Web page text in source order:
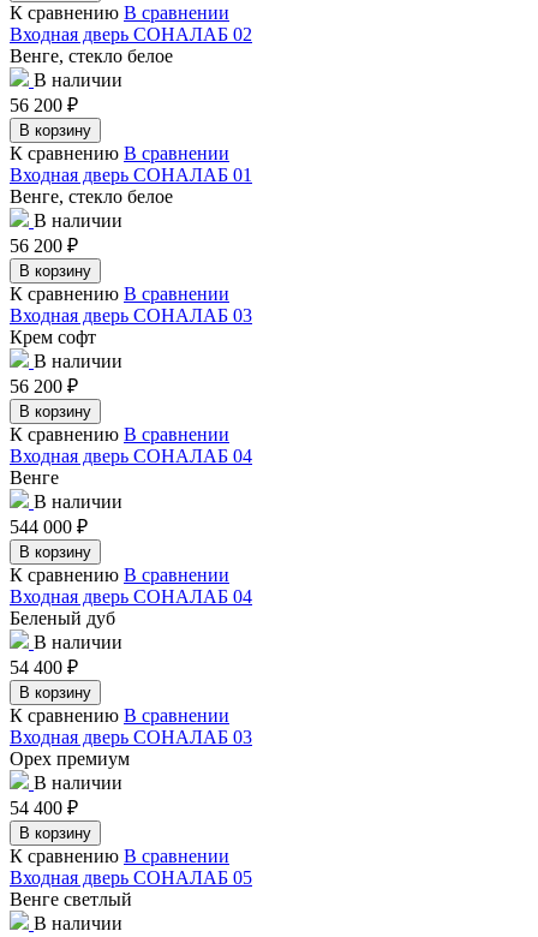
К сравнению В сравнении
Входная дверь СОНАЛАБ 02
Венге, стекло белое
В наличии
56 200 ₽
В корзину
К сравнению В сравнении
Входная дверь СОНАЛАБ 01
Венге, стекло белое
В наличии
56 200 ₽
В корзину
К сравнению В сравнении
Входная дверь СОНАЛАБ 03
Крем софт
В наличии
56 200 ₽
В корзину
К сравнению В сравнении
Входная дверь СОНАЛАБ 04
Венге
В наличии
544 000 ₽
В корзину
К сравнению В сравнении
Входная дверь СОНАЛАБ 04
Беленый дуб
В наличии
54 400 ₽
В корзину
К сравнению В сравнении
Входная дверь СОНАЛАБ 03
Орех премиум
В наличии
54 400 ₽
В корзину
К сравнению В сравнении
Входная дверь СОНАЛАБ 05
Венге светлый
В наличии